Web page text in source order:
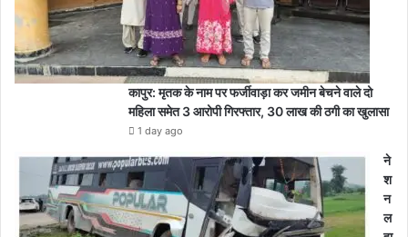
कापुर: मृतक के नाम पर फर्जीवाड़ा कर जमीन बेचने वाले दो
महिला समेत 3 आरोपी गिरफ्तार, 30 लाख की ठगी का खुलासा
1 day ago
ने
श
न
ल